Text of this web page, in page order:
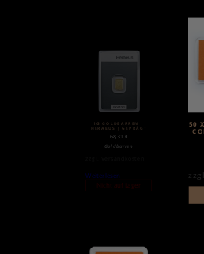
1G GOLDBARREN |
HERAEUS | GEPRÄGT
68,31 €
Goldbarren
Weiterlesen
Nicht auf Lager
50